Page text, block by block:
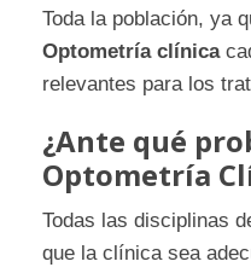
Toda la población, ya
Optometría clínica
relevantes para los
¿Ante qué
Optometría
Todas las disciplinas
que la clínica sea